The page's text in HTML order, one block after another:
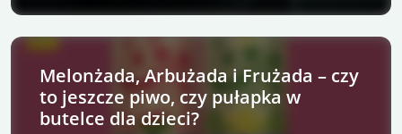
Melonżada, Arbużada i Frużada – czy
to jeszcze piwo, czy pułapka w
butelce dla dzieci?